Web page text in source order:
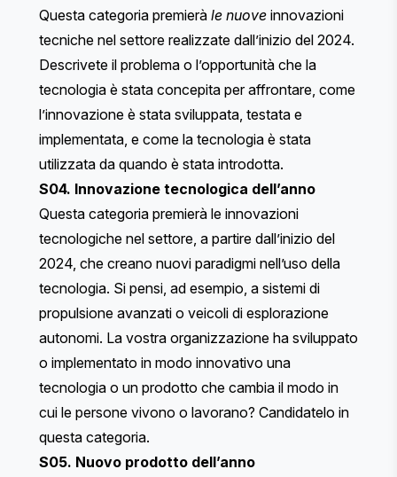
Questa categoria premierà le nuove innovazioni
tecniche nel settore realizzate dall’inizio del 2024.
Descrivete il problema o l’opportunità che la
tecnologia è stata concepita per affrontare, come
l’innovazione è stata sviluppata, testata e
implementata, e come la tecnologia è stata
utilizzata da quando è stata introdotta.
S04. Innovazione tecnologica dell’anno
Questa categoria premierà le innovazioni
tecnologiche nel settore, a partire dall’inizio del
2024, che creano nuovi paradigmi nell’uso della
tecnologia. Si pensi, ad esempio, a sistemi di
propulsione avanzati o veicoli di esplorazione
autonomi. La vostra organizzazione ha sviluppato
o implementato in modo innovativo una
tecnologia o un prodotto che cambia il modo in
cui le persone vivono o lavorano? Candidatelo in
questa categoria.
S05. Nuovo prodotto dell’anno